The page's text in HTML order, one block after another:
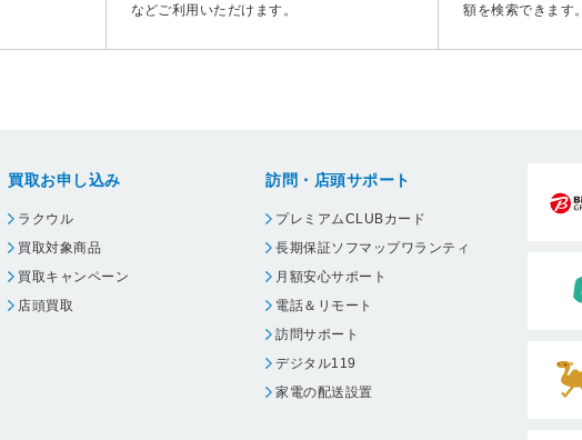
などご利用いただけます。
額を検索できます。
買取お申し込み
ラクウル
買取対象商品
買取キャンペーン
店頭買取
訪問・店頭サポート
プレミアムCLUBカード
長期保証ソフマップワランティ
月額安心サポート
電話＆リモート
訪問サポート
デジタル119
家電の配送設置